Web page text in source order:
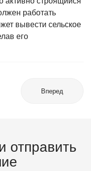
работать
вывести сельское
его
Вперед
отправить